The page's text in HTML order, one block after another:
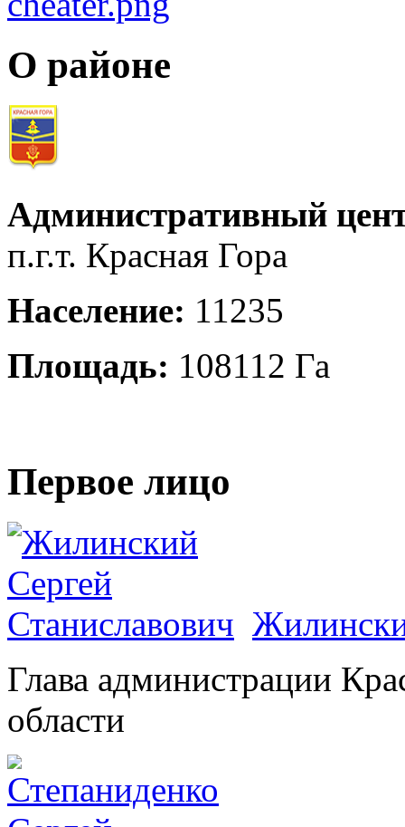
О районе
Административный
п.г.т. Красная Гора
Население: 11235
Площадь: 108112 Га
Первое лицо
Глава администрации
области